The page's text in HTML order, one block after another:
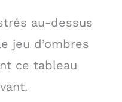
au-dessus
jeu d’ombres
ce tableau